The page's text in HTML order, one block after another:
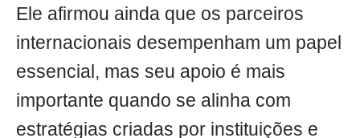
Ele afirmou ainda que os parceiros
internacionais desempenham um papel
essencial, mas seu apoio é mais
importante quando se alinha com
estratégias criadas por instituições e